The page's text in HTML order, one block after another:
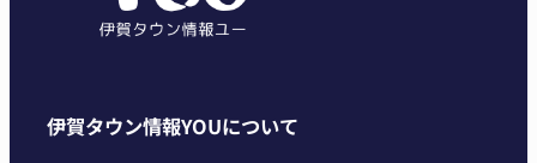
伊賀タウン情報YOUについて